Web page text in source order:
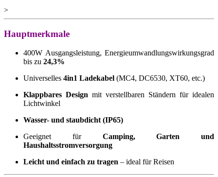
>
Hauptmerkmale
400W Ausgangsleistung, Energieumwandlungswirkungsgrad
bis zu 24,3%
Universelles 4in1 Ladekabel (MC4, DC6530, XT60, etc.)
Klappbares Design mit verstellbaren Ständern für idealen
Lichtwinkel
Wasser- und staubdicht (IP65)
Geeignet für Camping, Garten und
Haushaltsstromversorgung
Leicht und einfach zu tragen – ideal für Reisen